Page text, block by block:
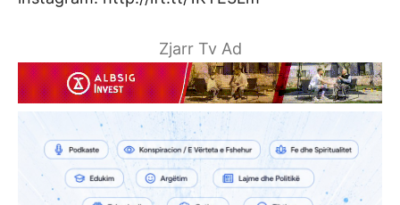
Zjarr Tv Ad